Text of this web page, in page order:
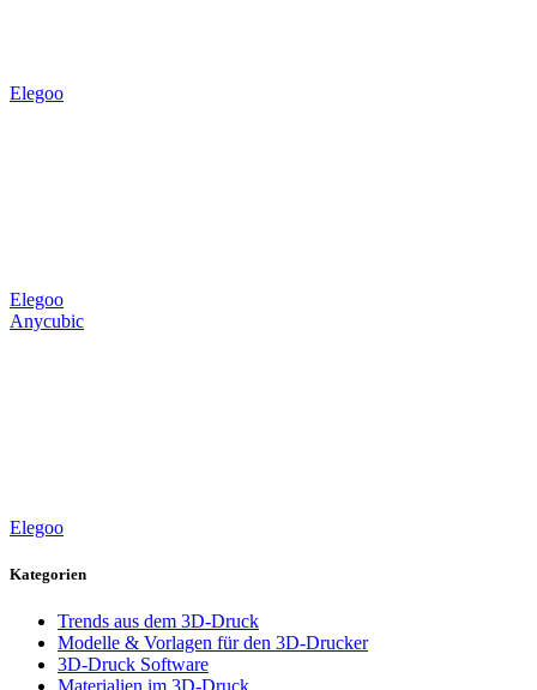
Elegoo
Elegoo
Anycubic
Elegoo
Kategorien
Trends aus dem 3D-Druck
Modelle & Vorlagen für den 3D-Drucker
3D-Druck Software